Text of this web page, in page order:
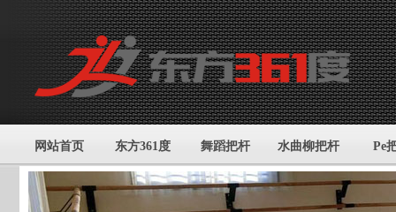
网站首页 东方361度 舞蹈把杆 水曲柳把杆 Pe